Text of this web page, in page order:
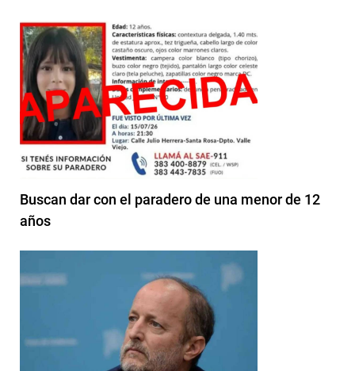
Buscan dar con el paradero de una menor de 12
años